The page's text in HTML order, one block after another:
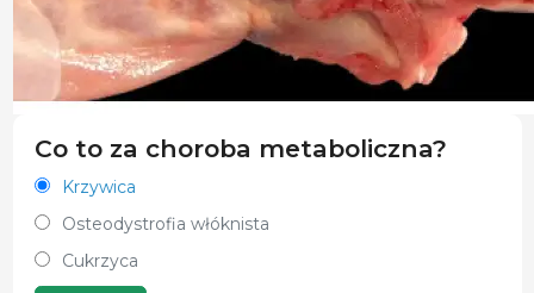
Co to za choroba metaboliczna?
Krzywica
Osteodystrofia włóknista
Cukrzyca